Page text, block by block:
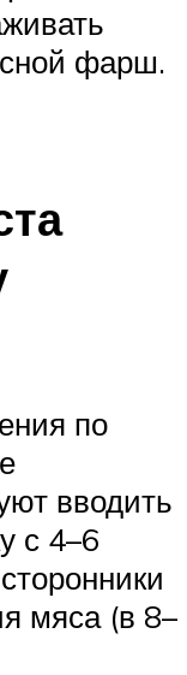
фарш.
по
вводить
с 4–6
мяса (в 8–